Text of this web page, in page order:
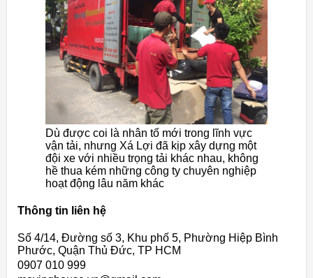
Dù được coi là nhân tố mới trong lĩnh vực
vận tải, nhưng Xá Lợi đã kịp xây dựng một
đội xe với nhiều trọng tải khác nhau, không
hề thua kém những công ty chuyên nghiệp
hoạt động lâu năm khác
Thông tin liên hệ
Số 4/14, Đường số 3, Khu phố 5, Phường Hiệp Bình
Phước, Quận Thủ Đức, TP HCM
0907 010 999